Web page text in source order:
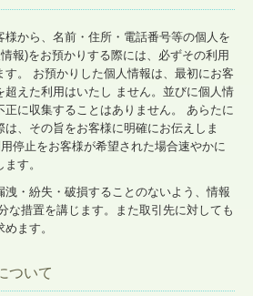
ンペーン
様から、名前・住所・電話番号等の個人を
報)をお預かりする際には、必ずその利用
す。 お預かりした個人情報は、最初にお客
超えた利用はいたし ません。並びに個人情
に収集することはありません。 あらたに
、その旨をお客様に明確にお伝えしま
停止をお客様が希望された場合速やかに
す。
洩・紛失・破損することのないよう、情報
な措置を講じます。また取引先に対しても
めます。
ついて